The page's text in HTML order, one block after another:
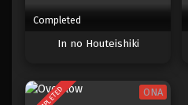
Completed
In no Houteishiki
ONA